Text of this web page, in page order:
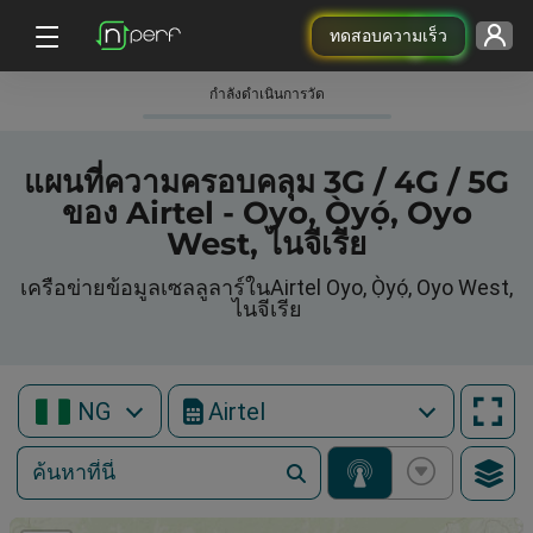
ทดสอบความเร็ว
กําลังดําเนินการวัด
แผนที่ความครอบคลุม 3G / 4G / 5G
ของ Airtel - Oyo, Ọ̀yọ́, Oyo
West, ไนจีเรีย
เครือข่ายข้อมูลเซลลูลาร์ในAirtel Oyo, Ọ̀yọ́, Oyo West,
ไนจีเรีย
NG Airtel